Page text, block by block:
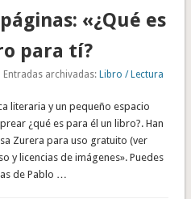
«¿Qué es
para tí?
Entradas archivadas:Libro / Lectura
literaria y un pequeño espacio
¿qué es para él un libro?. Han
Zurera para uso gratuito (ver
y licencias de imágenes». Puedes
de Pablo …